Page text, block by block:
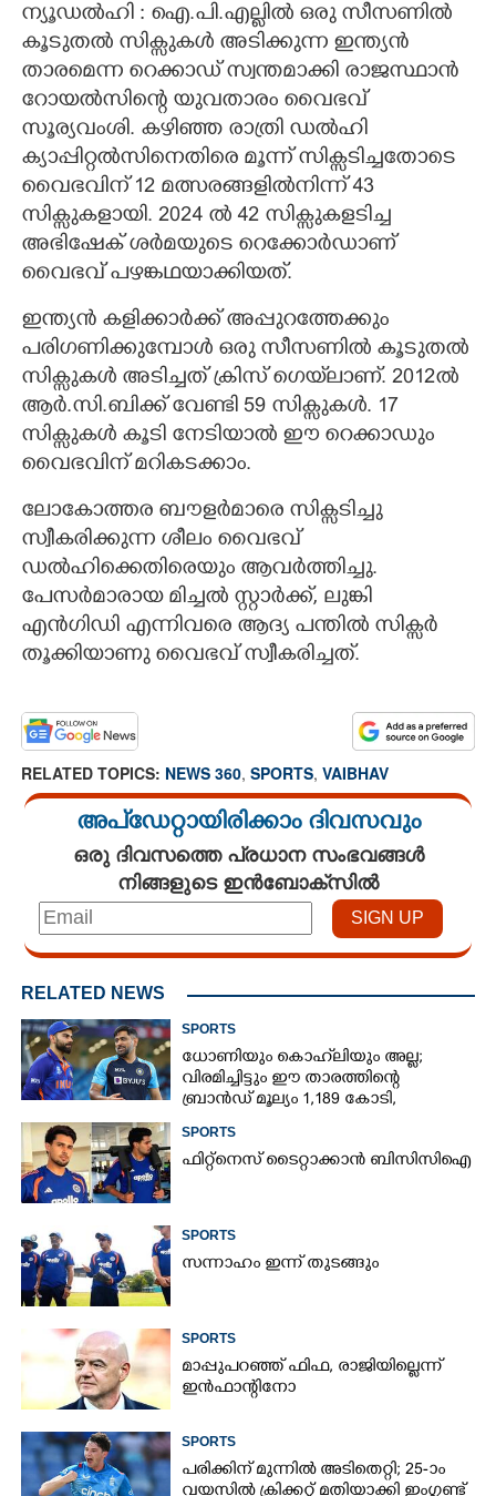
CARTOONS
LITERATURE
ZOOM
CONTACT US
ന്യൂഡൽഹി : ഐ.പി.എല്ലിൽ ഒരു സീസണിൽ
കൂടുതൽ സിക്സുകൾ അടിക്കുന്ന ഇന്ത്യൻ
താരമെന്ന റെക്കാഡ് സ്വന്തമാക്കി രാജസ്ഥാൻ
റോയൽസിന്റെ യുവതാരം വൈഭവ്
സൂര്യവംശി. കഴിഞ്ഞ രാത്രി ഡൽഹി
ക്യാപ്പിറ്റൽസിനെതിരെ മൂന്ന് സിക്സടിച്ചതോടെ
വൈഭവിന് 12 മത്സരങ്ങളിൽനിന്ന് 43
സിക്സുകളായി. 2024 ൽ 42 സിക്സുകളടിച്ച
അഭിഷേക് ശർമയുടെ റെക്കോർഡാണ്
വൈഭവ് പഴങ്കഥയാക്കിയത്.
ഇന്ത്യൻ കളിക്കാർക്ക് അപ്പുറത്തേക്കും
പരിഗണിക്കുമ്പോൾ ഒരു സീസണിൽ കൂടുതൽ
സിക്സുകൾ അടിച്ചത് ക്രിസ് ഗെയ്‌ലാണ്. 2012ൽ
ആർ.സി.ബിക്ക് വേണ്ടി 59 സിക്സുകൾ. 17
സിക്സുകൾ കൂടി നേടിയാൽ ഈ റെക്കാഡും
വൈഭവിന് മറികടക്കാം.
ലോകോത്തര ബൗളർമാരെ സിക്സടിച്ചു
സ്വീകരിക്കുന്ന ശീലം വൈഭവ്
ഡൽഹിക്കെതിരെയും ആവർത്തിച്ചു.
പേസർമാരായ മിച്ചൽ സ്റ്റാർക്ക്, ലുങ്കി
എൻഗിഡി എന്നിവരെ ആദ്യ പന്തിൽ സിക്സർ
തൂക്കിയാണു വൈഭവ് സ്വീകരിച്ചത്.
RELATED TOPICS: NEWS 360, SPORTS, VAIBHAV
അപ്ഡേറ്റായിരിക്കാം ദിവസവും
ഒരു ദിവസത്തെ പ്രധാന സംഭവങ്ങൾ
നിങ്ങളുടെ ഇൻബോക്സിൽ
RELATED NEWS
SPORTS
ധോണിയും കൊഹ്‌ലിയും അല്ല;
വിരമിച്ചിട്ടും ഈ താരത്തിന്റെ
ബ്രാൻഡ് മൂല്യം 1,189 കോടി,
SPORTS
ഫിറ്റ്നെസ് ടൈറ്റാക്കാൻ ബിസിസിഐ
SPORTS
സന്നാഹം ഇന്ന് തുടങ്ങും
SPORTS
മാപ്പുപറഞ്ഞ് ഫിഫ, രാജിയില്ലെന്ന്
ഇൻഫാന്റിനോ
SPORTS
പരിക്കിന് മുന്നിൽ അടിതെറ്റി; 25-ാം